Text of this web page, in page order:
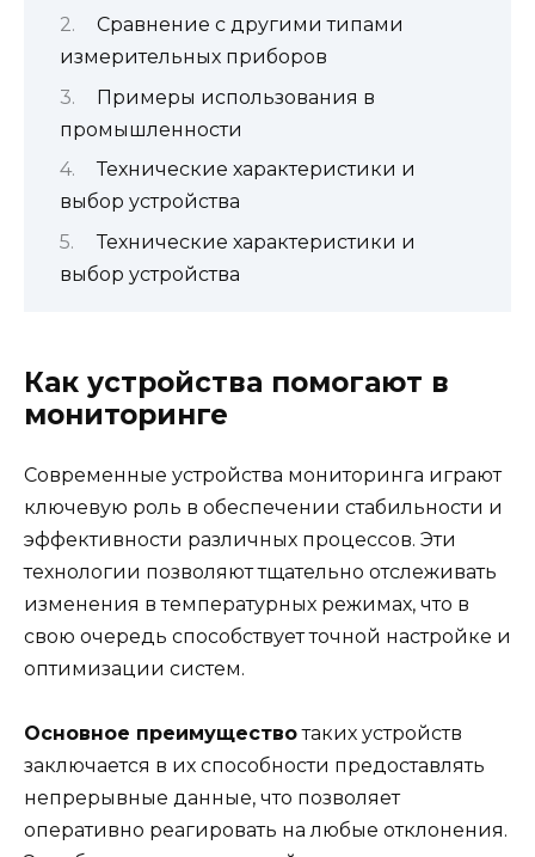
Сравнение с другими типами
измерительных приборов
Примеры использования в
промышленности
Технические характеристики и
выбор устройства
Технические характеристики и
выбор устройства
Как устройства помогают в
мониторинге
Современные устройства мониторинга играют
ключевую роль в обеспечении стабильности и
эффективности различных процессов. Эти
технологии позволяют тщательно отслеживать
изменения в температурных режимах, что в
свою очередь способствует точной настройке и
оптимизации систем.
Основное преимуществотаких устройств
заключается в их способности предоставлять
непрерывные данные, что позволяет
оперативно реагировать на любые отклонения.